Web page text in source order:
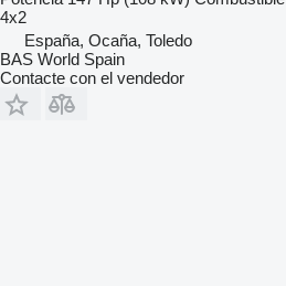
4x2
España, Ocaña, Toledo
BAS World Spain
Contacte con el vendedor